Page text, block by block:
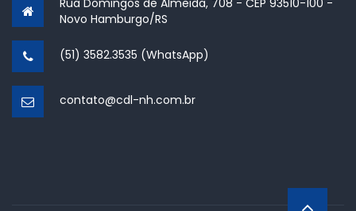
Rua Domingos de Almeida, 708 - CEP 93510-100 -
Novo Hamburgo/RS
(51) 3582.3535 (WhatsApp)
contato@cdl-nh.com.br